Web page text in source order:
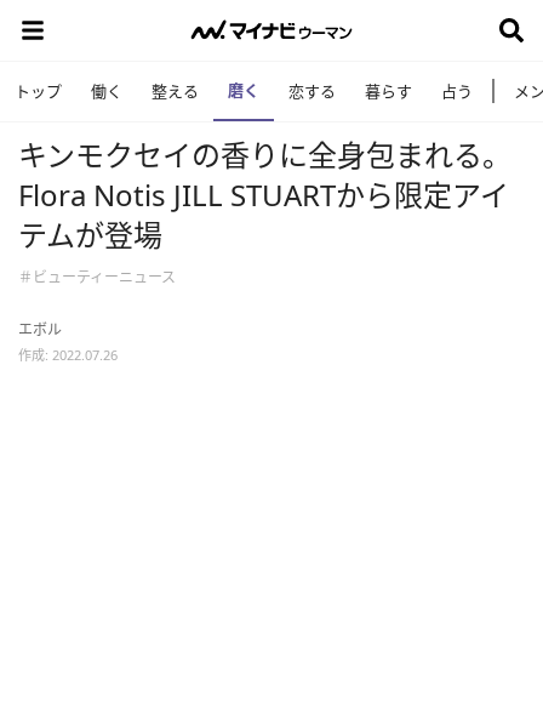
トップ 働く 整える 磨く 恋する 暮らす 占う メ
キンモクセイの香りに全身包まれる。
Flora Notis JILL STUARTから限定アイ
テムが登場
＃ビューティーニュース
エボル
作成: 2022.07.26